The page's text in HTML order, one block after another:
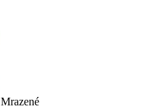
Mrazené